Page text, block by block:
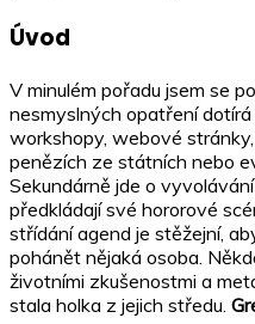
Úvod
V minulém pořadu jsem se
nesmyslných opatření dotírá
workshopy, webové
penězích ze státních nebo
Sekundárně jde o
předkládají své hororové
střídání agend je stěžejní,
pohánět nějaká osoba.
životními zkušenostmi a
stala holka z jejich středu.